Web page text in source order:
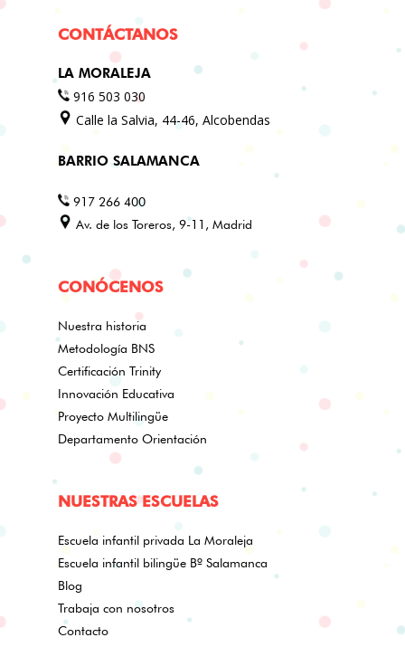
CONTÁCTANOS
LA MORALEJA
916 503 030
Calle la Salvia, 44-46, Alcobendas
BARRIO SALAMANCA
917 266 400
Av. de los Toreros, 9-11, Madrid
CONÓCENOS
Nuestra historia
Metodología BNS
Certificación Trinity
Innovación Educativa
Proyecto Multilingüe
Departamento Orientación
NUESTRAS ESCUELAS
Escuela infantil privada La Moraleja
Escuela infantil bilingüe Bº Salamanca
Blog
Trabaja con nosotros
Contacto